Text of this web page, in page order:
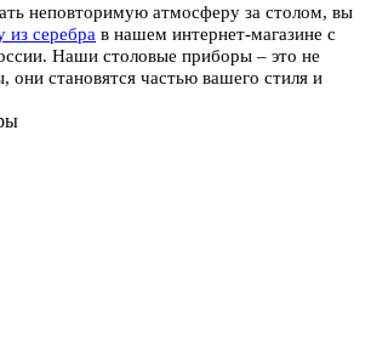
неповторимую атмосферу за столом, вы
из серебра в нашем интернет-магазине с
Наши столовые приборы – это не
они становятся частью вашего стиля и